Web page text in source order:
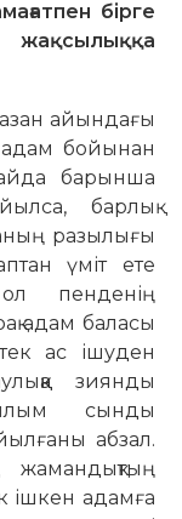
бірге
айындағы
адам бойынан
айда барынша
барлық
разылығы
үміт ете
пенденің
адам баласы
ас ішуден
зиянды
сынды
абзал.
ішкен адамға